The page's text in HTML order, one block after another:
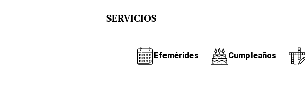
SERVICIOS
Efemérides Cumpleaños